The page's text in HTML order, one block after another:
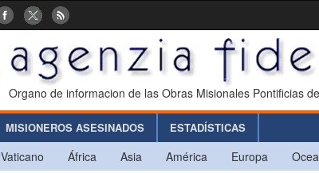
Organo de informacion de las Obras Misionales Pontificias
MISIONEROS ASESINADOS ESTADÍSTICAS
Vaticano África Asia América Europa